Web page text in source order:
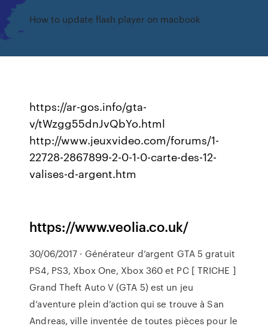
How to update flash player on macbook
https://ar-gos.info/gta-
v/tWzgg55dnJvQbYo.html
http://www.jeuxvideo.com/forums/1-
22728-2867899-2-0-1-0-carte-des-12-
valises-d-argent.htm
https://www.veolia.co.uk/
30/06/2017 · Générateur d’argent GTA 5 gratuit
PS4, PS3, Xbox One, Xbox 360 et PC [ TRICHE ]
Grand Theft Auto V (GTA 5) est un jeu
d’aventure plein d’action qui se trouve à San
Andreas, ville inventée de toutes pièces pour le